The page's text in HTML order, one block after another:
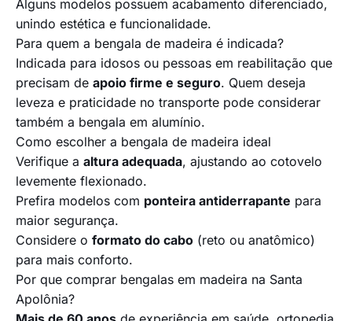
Alguns modelos possuem acabamento diferenciado,
unindo estética e funcionalidade.
Para quem a bengala de madeira é indicada?
Indicada para idosos ou pessoas em reabilitação que
precisam de apoio firme e seguro. Quem deseja
leveza e praticidade no transporte pode considerar
também a bengala em alumínio.
Como escolher a bengala de madeira ideal
Verifique a altura adequada, ajustando ao cotovelo
levemente flexionado.
Prefira modelos com ponteira antiderrapante para
maior segurança.
Considere o formato do cabo (reto ou anatômico)
para mais conforto.
Por que comprar bengalas em madeira na Santa
Apolônia?